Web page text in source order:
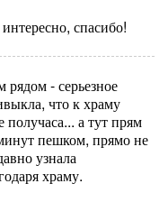
спасибо!
рядом - серьезное
что к храму
получаса... а тут прям
пешком, прямо не
узнала
храму.